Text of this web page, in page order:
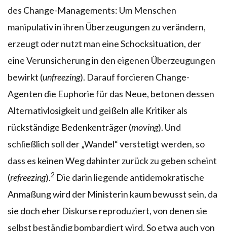
des Change-Managements: Um Menschen
manipulativ in ihren Überzeugungen zu verändern,
erzeugt oder nutzt man eine Schocksituation, der
eine Verunsicherung in den eigenen Überzeugungen
bewirkt (unfreezing). Darauf forcieren Change-
Agenten die Euphorie für das Neue, betonen dessen
Alternativlosigkeit und geißeln alle Kritiker als
rückständige Bedenkenträger (moving). Und
schließlich soll der „Wandel“ verstetigt werden, so
dass es keinen Weg dahinter zurück zu geben scheint
(refreezing).2 Die darin liegende antidemokratische
Anmaßung wird der Ministerin kaum bewusst sein, da
sie doch eher Diskurse reproduziert, von denen sie
selbst beständig bombardiert wird. So etwa auch von